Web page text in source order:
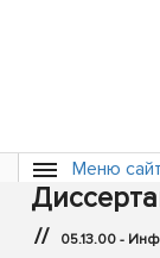
Меню
// 05.13.00 -